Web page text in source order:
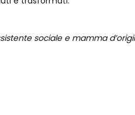
sociale e mamma